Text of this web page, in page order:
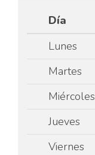
Día
Lunes
Martes
Miércoles
Jueves
Viernes